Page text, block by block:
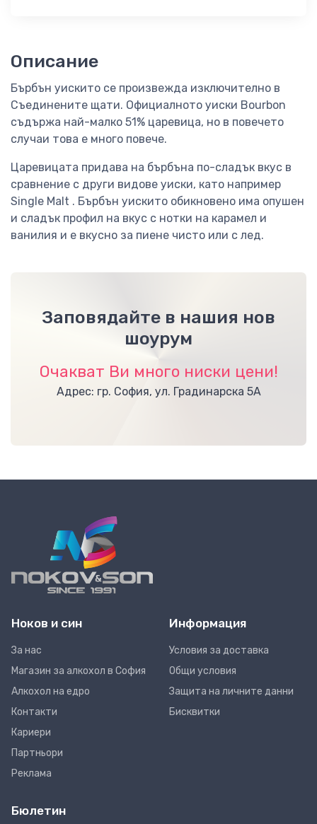
Описание
Бърбън уискито се произвежда изключително в
Съединените щати. Официалното уиски Bourbon
съдържа най-малко 51% царевица, но в повечето
случаи това е много повече.
Царевицата придава на бърбъна по-сладък вкус в
сравнение с други видове уиски, като например
Single Malt . Бърбън уискито обикновено има опушен
и сладък профил на вкус с нотки на карамел и
ванилия и е вкусно за пиене чисто или с лед.
Заповядайте в нашия нов
шоурум
Очакват Ви много ниски цени!
Адрес: гр. София, ул. Градинарска 5А
Ноков и син
За нас
Магазин за алкохол в София
Алкохол на едро
Контакти
Кариери
Партньори
Реклама
Информация
Условия за доставка
Общи условия
Защита на личните данни
Бисквитки
Бюлетин